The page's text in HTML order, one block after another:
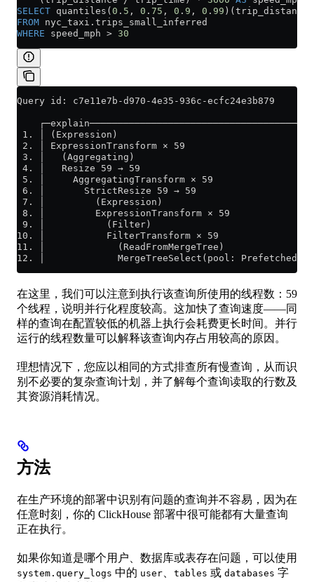
SELECT quantiles(0 . 5 , 0 . 75 , 0 . 9 , 0 . 99 )(trip_distance)
FROM nyc_taxi . trips_small_inferred
WHERE speed_mph > 30
Query id: c7e11e7b-d970-4e35-936c-ecfc24e3b879
1. │ (Expression)
2. │ ExpressionTransform × 59
3. │   (Aggregating)
4. │   Resize 59 → 59
5. │     AggregatingTransform × 59
6. │       StrictResize 59 → 59
7. │         (Expression)
8. │         ExpressionTransform × 59
9. │           (Filter)
10. │           FilterTransform × 59
11. │             (ReadFromMergeTree)
12. │             MergeTreeSelect(pool:
在这里，我们可以注意到执行该查询所使用的线程数：59
个线程，说明并行化程度较高。这加快了查询速度——同
样的查询在配置较低的机器上执行会耗费更长时间。并行
运行的线程数量可以解释该查询内存占用较高的原因。
理想情况下，您应以相同的方式排查所有慢查询，从而识
别不必要的复杂查询计划，并了解每个查询读取的行数及
其资源消耗情况。
方法
在生产环境的部署中识别有问题的查询并不容易，因为在
任意时刻，你的 ClickHouse 部署中很可能都有大量查询
正在执行。
如果你知道是哪个用户、数据库或表存在问题，可以使用
system.query_logs 中的 user tables 或 databases 字